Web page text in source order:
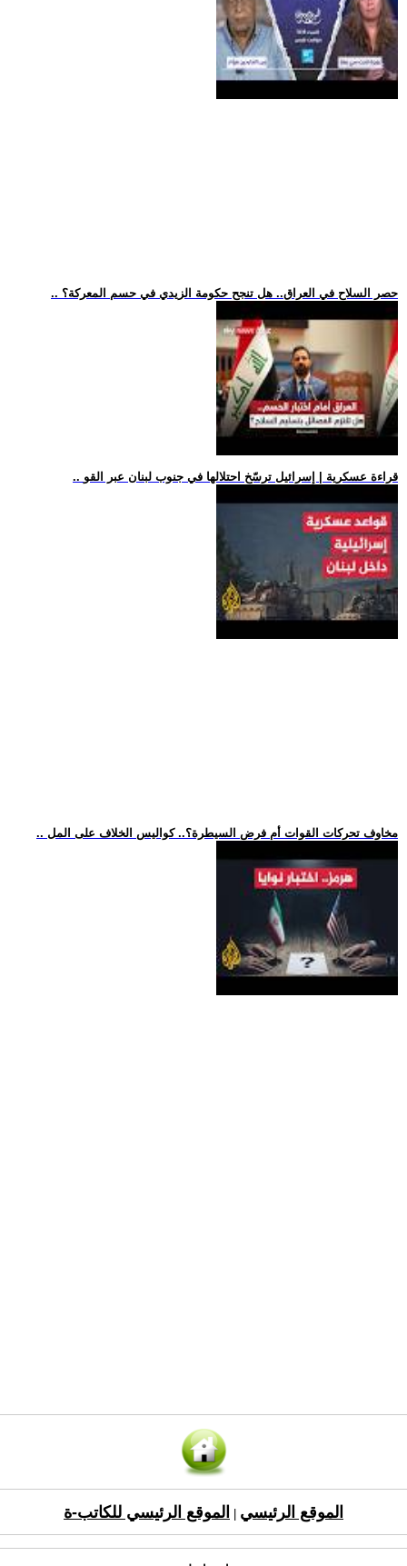
.. حصر السلاح في العراق.. هل تنجح حكومة الزيدي في حسم المعركة؟
.. قراءة عسكرية | إسرائيل ترسّخ احتلالها في جنوب لبنان عبر القو
.. مخاوف تحركات القوات أم فرض السيطرة؟.. كواليس الخلاف على المل
الموقع الرئيسي الموقع الرئيسي للكاتب-ة